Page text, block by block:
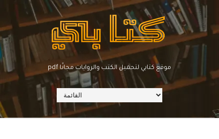
pdf موقع كتابي لتحميل الكتب والروايات مجانًا